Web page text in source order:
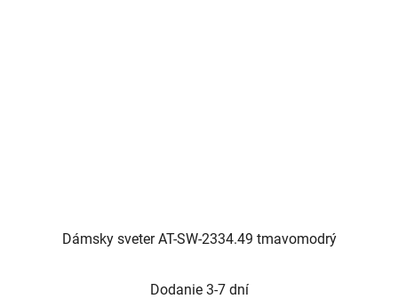
Dámsky sveter AT-SW-2334.49 tmavomodrý
Dodanie 3-7 dní